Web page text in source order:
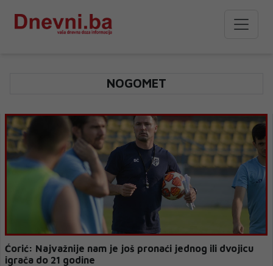
NOGOMET
Ćorić: Najvažnije nam je još pronaći jednog ili dvojicu
igrača do 21 godine